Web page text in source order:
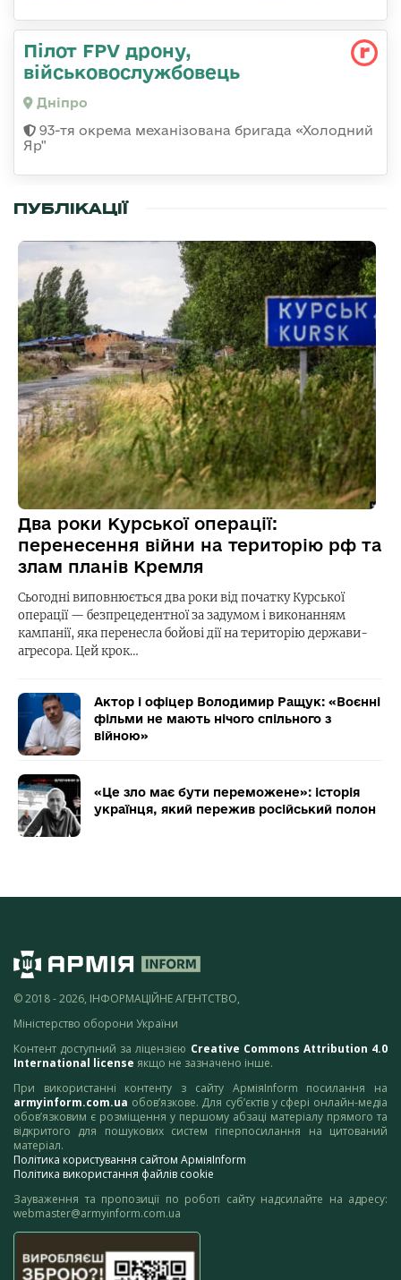
Пілот FPV дрону,
військовослужбовець
Дніпро
93-тя окрема механізована бригада «Холодний
Яр"
ПУБЛІКАЦІЇ
Два роки Курської операції:
перенесення війни на територію рф та
злам планів Кремля
Сьогодні виповнюється два роки від початку Курської
операції — безпрецедентної за задумом і виконанням
кампанії, яка перенесла бойові дії на територію держави-
агресора. Цей крок…
Актор і офіцер Володимир Ращук: «Воєнні
фільми не мають нічого спільного з
війною»
«Це зло має бути переможене»: історія
українця, який пережив російський полон
© 2018 - 2026, ІНФОРМАЦІЙНЕ АГЕНТСТВО,
Міністерство оборони України
Контент доступний за ліцензією Creative Commons Attribution 4.0
International license якщо не зазначено інше.
При використанні контенту з сайту АрміяInform посилання на
armyinform.com.ua обов’язкове. Для суб’єктів у сфері онлайн-медіа
обов’язковим є розміщення у першому абзаці матеріалу прямого та
відкритого для пошукових систем гіперпосилання на цитований
матеріал.
Політика користування сайтом АрміяInform
Політика використання файлів cookie
Зауваження та пропозиції по роботі сайту надсилайте на адресу:
webmaster@armyinform.com.ua